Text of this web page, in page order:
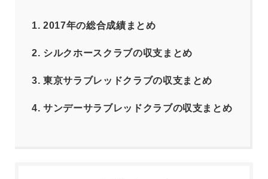
1. 2017年の総合成績まとめ
2. シルクホースクラブの収支まとめ
3. 東京サラブレッドクラブの収支まとめ
4. サンデーサラブレッドクラブの収支まとめ